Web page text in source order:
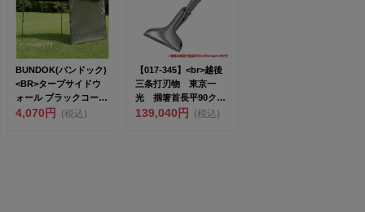
BUNDOK(バンドック)
<BR>タープサイドウ
ォール ブラックコーテ
ィ...
4,070円 (税込)
【017-345】<br>越後
三条打刃物 東京一
光 掴箸首長平90クロ
ー...
139,040円 (税込)